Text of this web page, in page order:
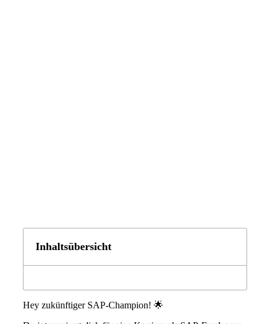
Inhaltsübersicht
Hey zukünftiger SAP-Champion! 🌟